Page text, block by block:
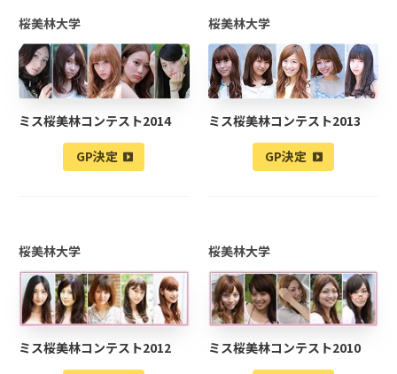
桜美林大学
ミス桜美林コンテスト2014
GP決定
桜美林大学
ミス桜美林コンテスト2013
GP決定
桜美林大学
ミス桜美林コンテスト2012
桜美林大学
ミス桜美林コンテスト2010